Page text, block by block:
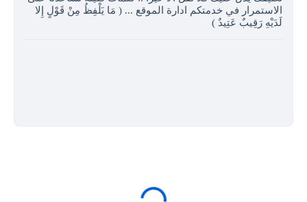
الاستمرار في خدمتكم ادارة الموقع ... ( مَا يَلْفِظُ مِنْ قَوْلٍ إِلا
لَدَيْهِ رَقِيبٌ عَتِيدٌ )